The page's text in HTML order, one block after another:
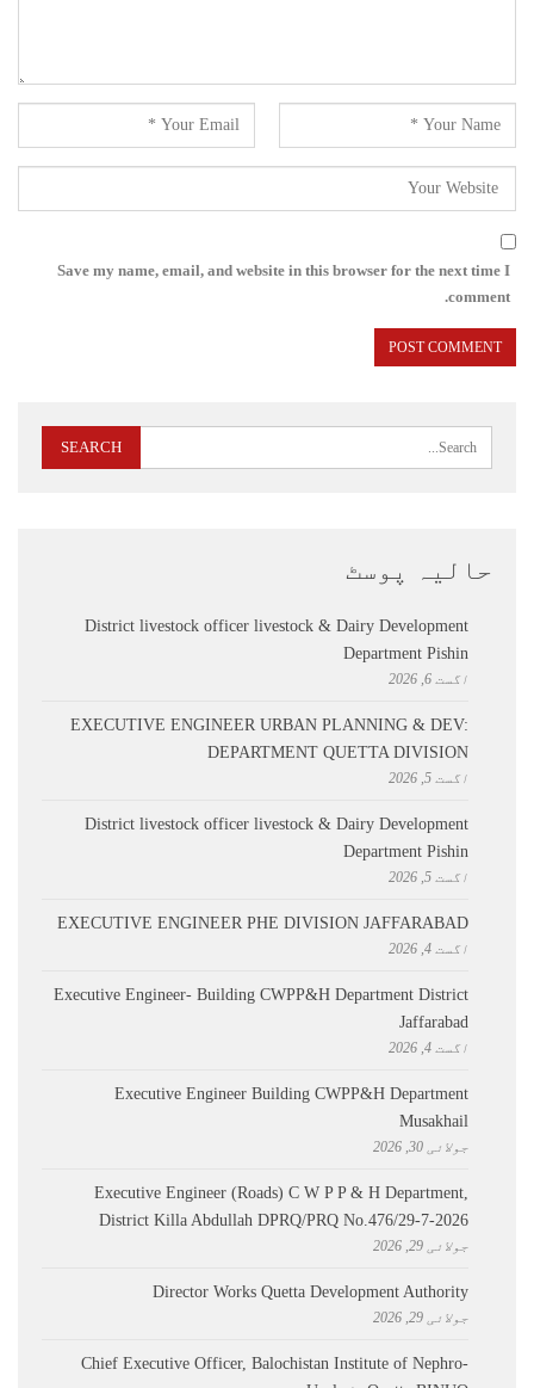
Save my name, email, and website in this browser for the next time I
comment.
حالیہ پوسٹ
District livestock officer livestock & Dairy Development
Department Pishin
اگست 6, 2026
EXECUTIVE ENGINEER URBAN PLANNING & DEV:
DEPARTMENT QUETTA DIVISION
اگست 5, 2026
District livestock officer livestock & Dairy Development
Department Pishin
اگست 5, 2026
EXECUTIVE ENGINEER PHE DIVISION JAFFARABAD
اگست 4, 2026
Executive Engineer- Building CWPP&H Department District
Jaffarabad
اگست 4, 2026
Executive Engineer Building CWPP&H Department
Musakhail
جولائی 30, 2026
Executive Engineer (Roads) C W P P & H Department,
District Killa Abdullah ​DPRQ/PRQ No.476/29-7-2026
جولائی 29, 2026
Director Works Quetta Development Authority
جولائی 29, 2026
Chief Executive Officer, Balochistan Institute of Nephro-